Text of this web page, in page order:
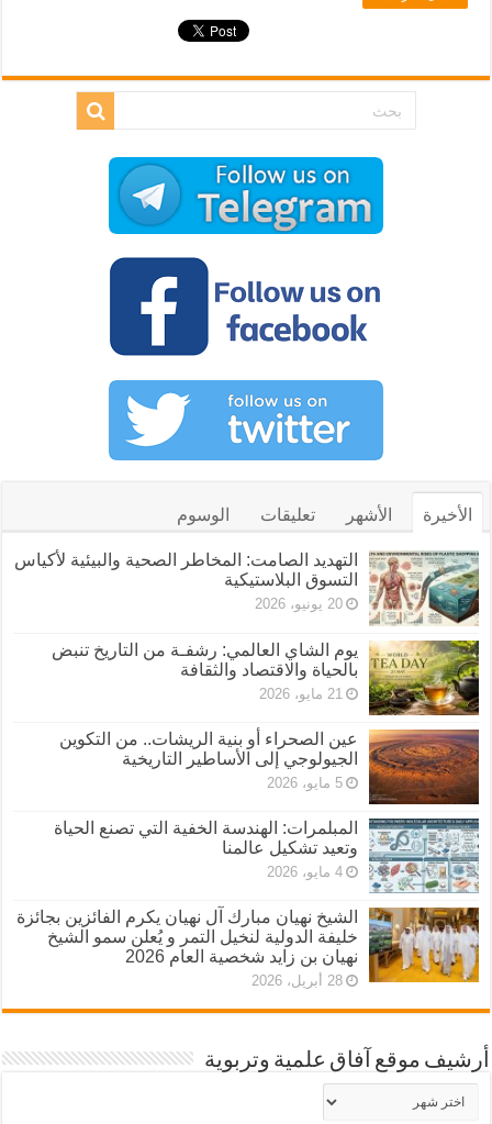
الأخيرة الأشهر تعليقات الوسوم
التهديد الصامت: المخاطر الصحية والبيئية لأكياس
التسوق البلاستيكية
20 يونيو، 2026
يوم الشاي العالمي: رشفـة من التاريخ تنبض
بالحياة والاقتصاد والثقافة
21 مايو، 2026
عين الصحراء أو بنية الريشات.. من التكوين
الجيولوجي إلى الأساطير التاريخية
5 مايو، 2026
المبلمرات: الهندسة الخفية التي تصنع الحياة
وتعيد تشكيل عالمنا
4 مايو، 2026
الشيخ نهيان مبارك آل نهيان يكرم الفائزين بجائزة
خليفة الدولية لنخيل التمر و يُعلن سمو الشيخ
نهيان بن زايد شخصية العام 2026
28 أبريل، 2026
أرشيف موقع آفاق علمية وتربوية
أرشيف
موقع